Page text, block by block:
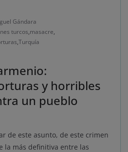
Gándara
turcos,masacre,
,Turquía
y horribles
un pueblo
de este asunto, de este crimen
la más definitiva entre las